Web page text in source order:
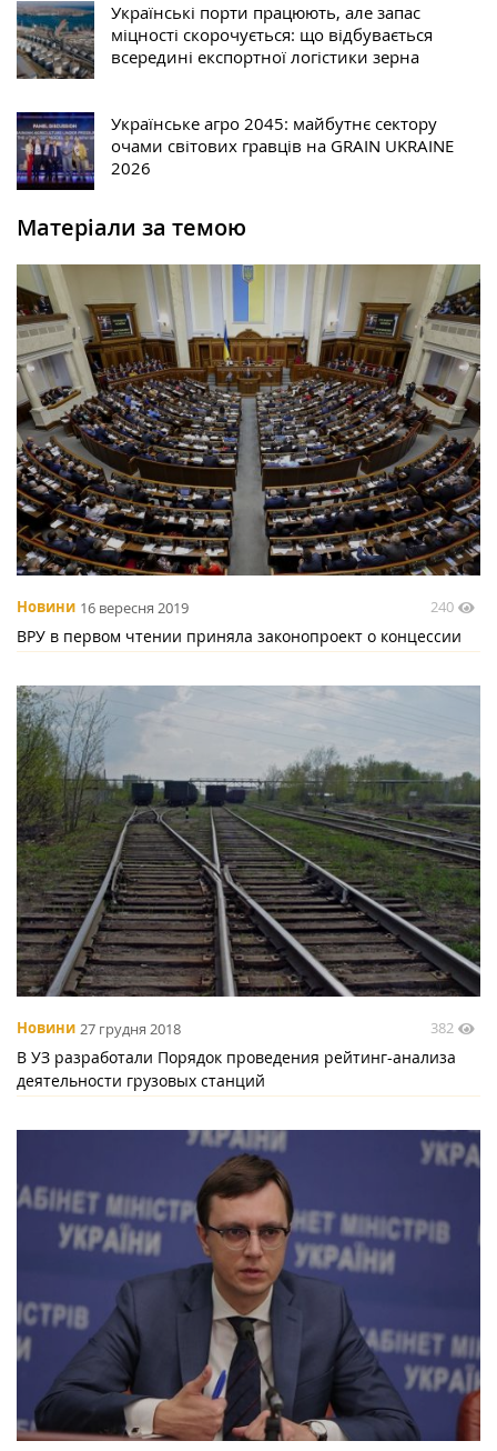
Українські порти працюють, але запас
міцності скорочується: що відбувається
всередині експортної логістики зерна
Українське агро 2045: майбутнє сектору
очами світових гравців на GRAIN UKRAINE
2026
Матеріали за темою
Новини 16 вересня 2019 240
ВРУ в первом чтении приняла законопроект о концессии
Новини 27 грудня 2018 382
В УЗ разработали Порядок проведения рейтинг-анализа
деятельности грузовых станций